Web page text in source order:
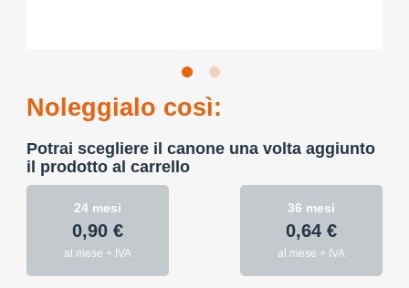
Noleggialo così:
Potrai scegliere il canone una volta aggiunto
il prodotto al carrello
24 mesi
0,90 €
al mese + IVA
36 mesi
0,64 €
al mese + IVA